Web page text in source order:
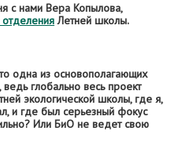
с нами Вера Копылова,
отделенияЛетней школы.
одна из основополагающих
глобально весь проект
экологической школы, где я,
и где был серьезный фокус
Или БиО не ведет свою